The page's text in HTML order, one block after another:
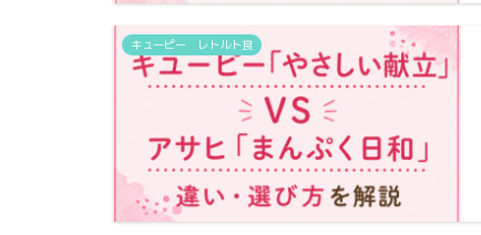
キューピー レトルト食